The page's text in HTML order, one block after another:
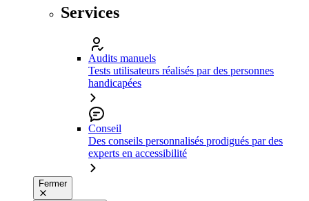
Services
Audits manuels
Tests utilisateurs réalisés par des personnes
handicapées
Conseil
Des conseils personnalisés prodigués par des
experts en accessibilité
Fermer